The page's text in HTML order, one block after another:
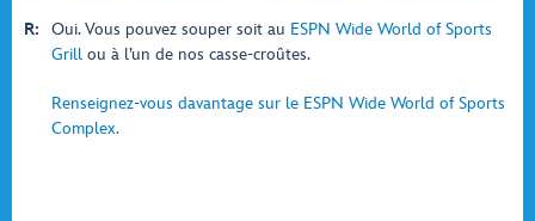
R: Oui. Vous pouvez souper soit au ESPN Wide World of Sports
Grill ou à l’un de nos casse-croûtes.
Renseignez-vous davantage sur le ESPN Wide World of Sports
Complex.